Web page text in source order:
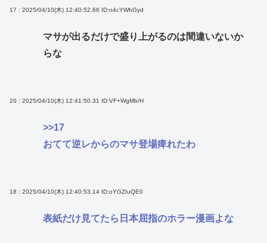
17 : 2025/04/10(木) 12:40:52.66 ID:n4cYWhGyd
マサが出るだけで盛り上がるのは間違いないか
らな
20 : 2025/04/10(木) 12:41:50.31 ID:VF+WgMb/H
>>17
おてて逆レからのマサ登場痺れたわ
18 : 2025/04/10(木) 12:40:53.14 ID:oYGZIuQE0
表紙だけ見てたら日本屈指のホラー漫画よな